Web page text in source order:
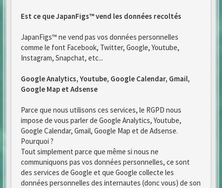
Est ce que JapanFigs™ vend les données recoltés
JapanFigs™ ne vend pas vos données personnelles
comme le font Facebook, Twitter, Google, Youtube,
Instagram, Snapchat, etc...
Google Analytics, Youtube, Google Calendar, Gmail,
Google Map et Adsense
Parce que nous utilisons ces services, le RGPD nous
impose de vous parler de Google Analytics, Youtube,
Google Calendar, Gmail, Google Map et de Adsense.
Pourquoi ?
Tout simplement parce que même si nous ne
communiquons pas vos données personnelles, ce sont
des services de Google et que Google collecte les
données personnelles des internautes (donc vous) de son